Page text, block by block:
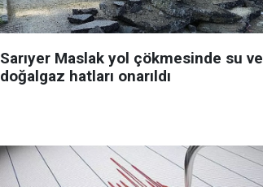
Sarıyer Maslak yol çökmesinde su ve
doğalgaz hatları onarıldı